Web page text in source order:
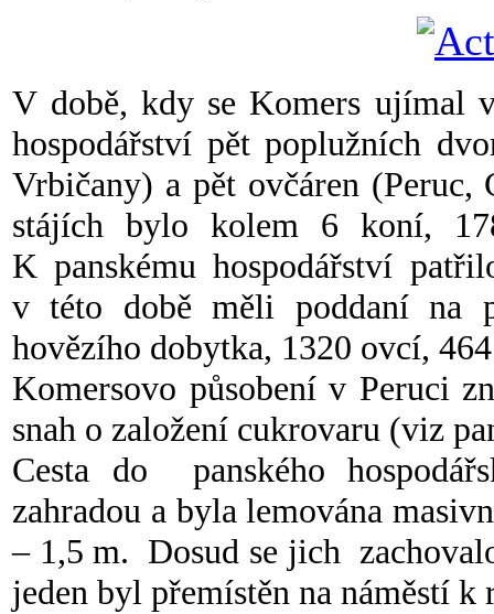
V době, kdy se Komers ujímal
hospodářství pět poplužních
Vrbičany) a pět ovčáren
stájích bylo kolem 6 koní,
K panskému hospodářství
v této době měli poddaní na
hovězího dobytka, 1320 ovcí,
Komersovo působení v Peruci
snah o založení cukrovaru (viz
Cesta do panského
zahradou a byla lemována
– 1,5 m. Dosud se jich
jeden byl přemístěn na náměstí k